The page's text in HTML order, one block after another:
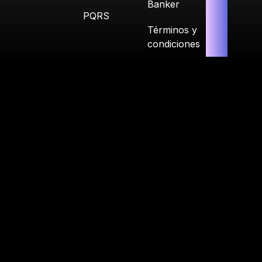
PQRS
Banker
Términos y
condiciones